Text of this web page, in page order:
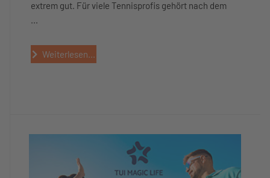
extrem gut. Für viele Tennisprofis gehört nach dem
Weiterlesen...